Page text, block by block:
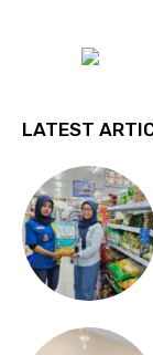
LATEST